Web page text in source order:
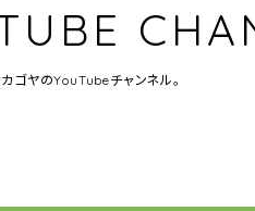
カゴヤのYouTubeチャンネル。